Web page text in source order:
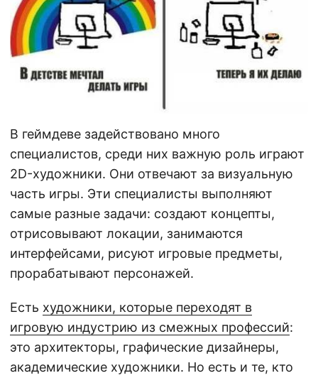
В геймдеве задействовано много
специалистов, среди них важную роль играют
2D-художники. Они отвечают за визуальную
часть игры. Эти специалисты выполняют
самые разные задачи: создают концепты,
отрисовывают локации, занимаются
интерфейсами, рисуют игровые предметы,
прорабатывают персонажей.
Есть художники, которые переходят в
игровую индустрию из смежных профессий:
это архитекторы, графические дизайнеры,
академические художники. Но есть и те, кто